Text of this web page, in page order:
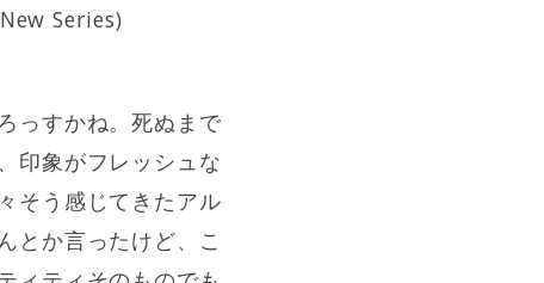
Series)
っすかね。死ぬまで
印象がフレッシュな
そう感じてきたアル
とか言ったけど、こ